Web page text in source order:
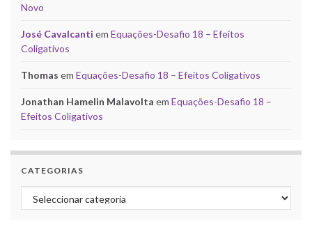
Novo
José Cavalcanti em Equações-Desafio 18 – Efeitos
Coligativos
Thomas em Equações-Desafio 18 – Efeitos Coligativos
Jonathan Hamelin Malavolta em Equações-Desafio 18 –
Efeitos Coligativos
CATEGORIAS
Categorias